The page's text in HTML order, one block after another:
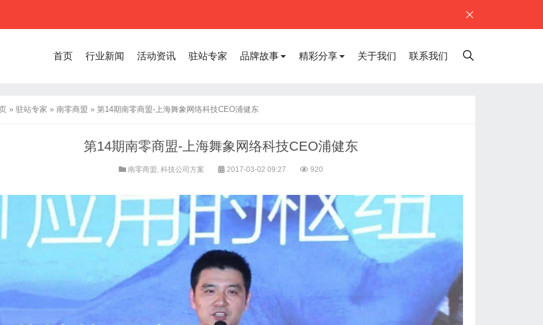
首页 行业新闻 活动资讯 驻站专家 品牌故事 精彩分享 关于我们 联系我们
» 驻站专家 » 南零商盟 » 第14期南零商盟-上海舞象网络科技CEO浦健东
第14期南零商盟-上海舞象网络科技CEO浦健东
南零商盟, 科技公司方案 2017-03-02 09:27 920